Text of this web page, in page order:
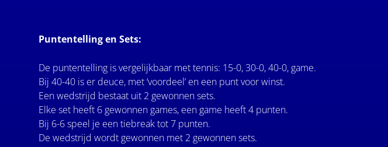
Puntentelling en Sets:
De puntentelling is vergelijkbaar met tennis: 15-0, 30-0, 40-0, game.
Bij 40-40 is er deuce, met ‘voordeel’ en een punt voor winst.
Een wedstrijd bestaat uit 2 gewonnen sets.
Elke set heeft 6 gewonnen games, een game heeft 4 punten.
Bij 6-6 speel je een tiebreak tot 7 punten.
De wedstrijd wordt gewonnen met 2 gewonnen sets.